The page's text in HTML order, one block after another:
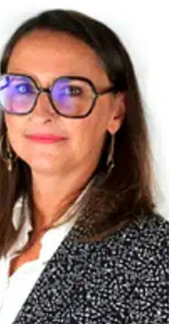
Pôle Formation UIMM Occitanie en
Opérationnelle des sites de Toulouse et
est diplômée d’un Bac + 5 en Sciences
20 ans dans l’univers de la formation où
occupé les postes de directrice
pédagogique et formatrice.